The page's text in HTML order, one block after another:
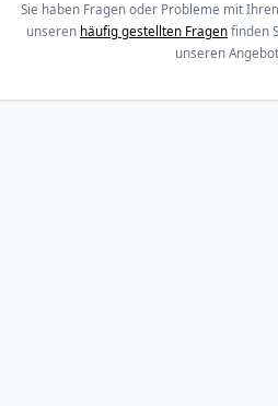
Sie haben Fragen oder Probleme mit
unseren häufig gestellten Fragen finden
unseren